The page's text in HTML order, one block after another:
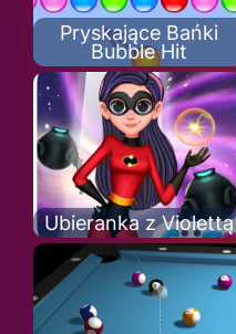
Pryskające Bańki
Bubble Hit
Ubieranka z Violettą